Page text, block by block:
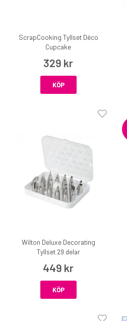
ScrapCooking Tyllset Déco
Cupcake
329 kr
KÖP
Wilton Deluxe Decorating
Tyllset 29 delar
449 kr
KÖP